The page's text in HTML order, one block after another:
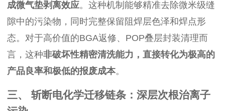
成微气垫剥离效应。这种机制能够精准去除微米级缝
隙中的污染物，同时完整保留阻焊层色泽和焊点形
态。对于高价值的BGA返修、POP叠层封装清理而
言，这种非破坏性精密清洗能力，直接转化为极高的
产品良率和极低的报废成本。
三、 斩断电化学迁移链条：深层次根治离子